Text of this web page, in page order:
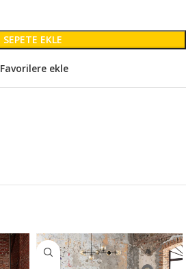
SEPETE EKLE
Favorilere ekle